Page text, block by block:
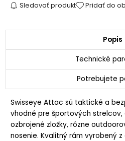
Sledovať produkt Pridať do
Popis
Technické
Potrebujete
Swisseye Attac sú taktické a
vhodné pre športových
ozbrojené zložky, rôzne
nosenie. Kvalitný rám vyrobený